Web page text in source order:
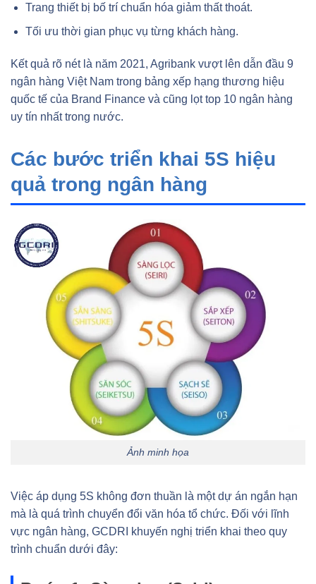
Trang thiết bị bố trí chuẩn hóa giảm thất thoát.
Tối ưu thời gian phục vụ từng khách hàng.
Kết quả rõ nét là năm 2021, Agribank vượt lên dẫn đầu 9
ngân hàng Việt Nam trong bảng xếp hạng thương hiệu
quốc tế của Brand Finance và cũng lọt top 10 ngân hàng
uy tín nhất trong nước.
Các bước triển khai 5S hiệu
quả trong ngân hàng
Ảnh minh họa
Việc áp dụng 5S không đơn thuần là một dự án ngắn hạn
mà là quá trình chuyển đổi văn hóa tổ chức. Đối với lĩnh
vực ngân hàng, GCDRI khuyến nghị triển khai theo quy
trình chuẩn dưới đây: